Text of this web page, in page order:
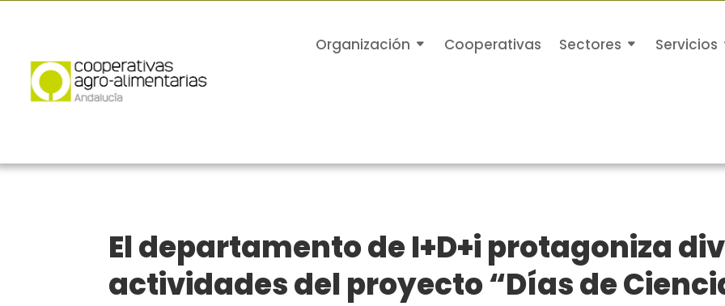
Organización Cooperativas Sectores Servicios
El departamento de I+D+i protagoniza
actividades del proyecto “Días de